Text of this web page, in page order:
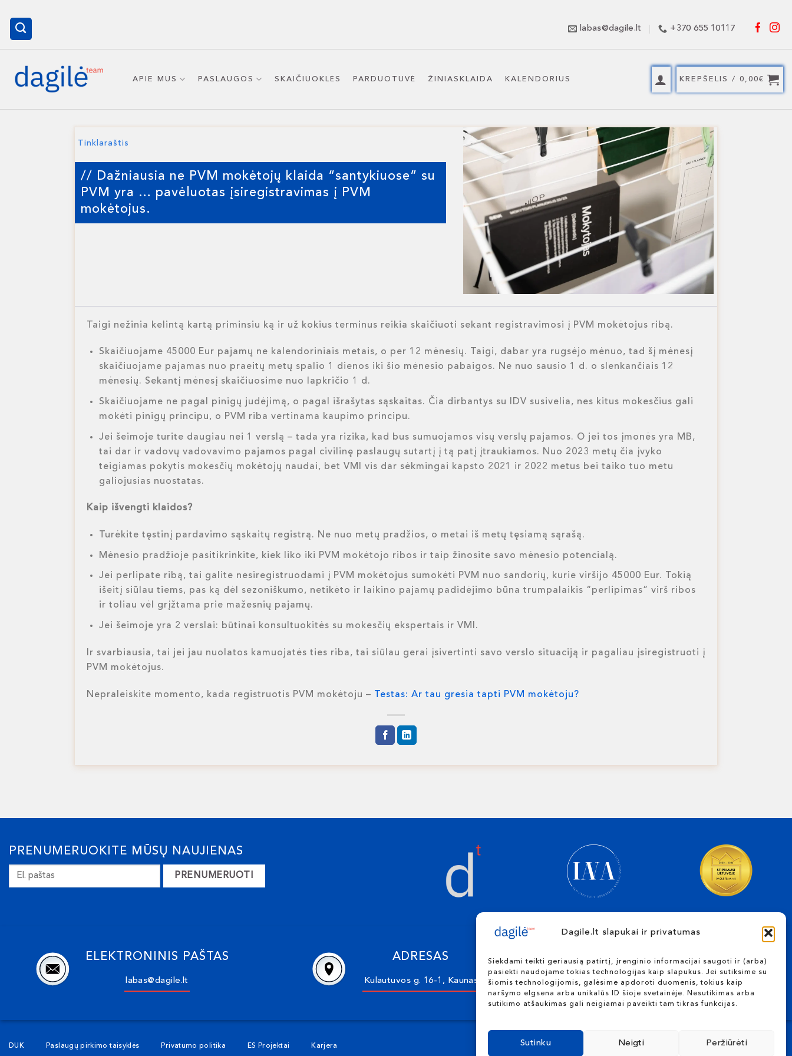
Dagile.lt slapukai ir privatumas
Siekdami teikti geriausią patirtį, įrenginio informacijai saugoti ir (arba)
pasiekti naudojame tokias technologijas kaip slapukus. Jei sutiksime su
šiomis technologijomis, galėsime apdoroti duomenis, tokius kaip
naršymo elgsena arba unikalūs ID šioje svetainėje. Nesutikimas arba
sutikimo atšaukimas gali neigiamai paveikti tam tikras funkcijas.
Sutinku Neigti Peržiūrėti
content
labas@dagile.lt +370 655 10117
APIE MUS PASLAUGOS SKAIČIUOKLĖS PARDUOTUVĖ ŽINIASKLAIDA KALENDORIUS KREPŠELIS / 0,00€
Tinklaraštis
// Dažniausia ne PVM mokėtojų klaida “santykiuose” su
PVM yra … pavėluotas įsiregistravimas į PVM
mokėtojus.
Taigi nežinia kelintą kartą priminsiu ką ir už kokius terminus reikia skaičiuoti sekant registravimosi į PVM mokėtojus ribą.
Skaičiuojame 45000 Eur pajamų ne kalendoriniais metais, o per 12 mėnesių. Taigi, dabar yra rugsėjo mėnuo, tad šį mėnesį
skaičiuojame pajamas nuo praeitų metų spalio 1 dienos iki šio mėnesio pabaigos. Ne nuo sausio 1 d. o slenkančiais 12
mėnesių. Sekantį mėnesį skaičiuosime nuo lapkričio 1 d.
Skaičiuojame ne pagal pinigų judėjimą, o pagal išrašytas sąskaitas. Čia dirbantys su IDV susivelia, nes kitus mokesčius gali
mokėti pinigų principu, o PVM riba vertinama kaupimo principu.
Jei šeimoje turite daugiau nei 1 verslą – tada yra rizika, kad bus sumuojamos visų verslų pajamos. O jei tos įmonės yra MB,
tai dar ir vadovų vadovavimo pajamos pagal civilinę paslaugų sutartį į tą patį įtraukiamos. Nuo 2023 metų čia įvyko
teigiamas pokytis mokesčių mokėtojų naudai, bet VMI vis dar sėkmingai kapsto 2021 ir 2022 metus bei taiko tuo metu
galiojusias nuostatas.
Kaip išvengti klaidos?
Turėkite tęstinį pardavimo sąskaitų registrą. Ne nuo metų pradžios, o metai iš metų tęsiamą sąrašą.
Mėnesio pradžioje pasitikrinkite, kiek liko iki PVM mokėtojo ribos ir taip žinosite savo mėnesio potencialą.
Jei perlipate ribą, tai galite nesiregistruodami į PVM mokėtojus sumokėti PVM nuo sandorių, kurie viršijo 45000 Eur. Tokią
išeitį siūlau tiems, pas ką dėl sezoniškumo, netikėto ir laikino pajamų padidėjimo būna trumpalaikis “perlipimas” virš ribos
ir toliau vėl grįžtama prie mažesnių pajamų.
Jei šeimoje yra 2 verslai: būtinai konsultuokitės su mokesčių ekspertais ir VMI.
Ir svarbiausia, tai jei jau nuolatos kamuojatės ties riba, tai siūlau gerai įsivertinti savo verslo situaciją ir pagaliau įsiregistruoti į
PVM mokėtojus.
Nepraleiskite momento, kada registruotis PVM mokėtoju – Testas: Ar tau gresia tapti PVM mokėtoju?
PRENUMERUOKITE MŪSŲ NAUJIENAS
PRENUMERUOTI
ELEKTRONINIS PAŠTAS
labas@dagile.lt
ADRESAS
Kulautuvos g. 16-1, Kaunas
TELEFONO NUMERIS
+370 655 10117
DUK Paslaugų pirkimo taisyklės Privatumo politika ES Projektai Karjera